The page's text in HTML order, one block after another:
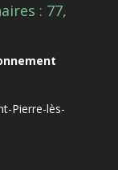
: 77,
Pierre-lès-